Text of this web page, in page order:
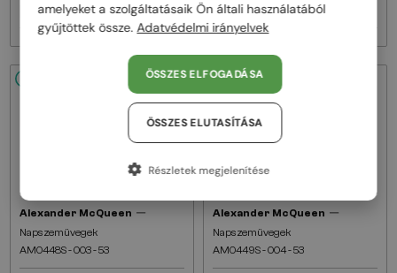
62 000 Ft 74 000 Ft 95 000 Ft
Alexander McQueen —
Napszemüvegek
AM0448S - 003 - 53
48/72
Alexander McQueen —
Napszemüvegek
AM0449S - 004 - 53
amelyeket a szolgáltatásaik Ön általi használatából
gyűjtöttek össze. Adatvédelmi irányelvek
ÖSSZES ELFOGADÁSA
ÖSSZES ELUTASÍTÁSA
Részletek megjelenítése